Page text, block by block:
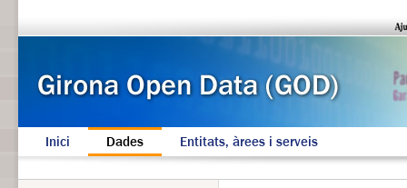
Inici Dades Entitats, àrees i serveis